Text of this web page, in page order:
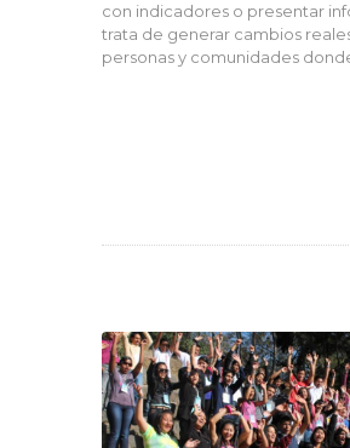
con indicadores o presentar
trata de generar cambios
personas y comunidades